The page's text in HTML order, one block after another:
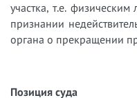
участка, т.е.
признании
органа о прекращении
Позиция суда